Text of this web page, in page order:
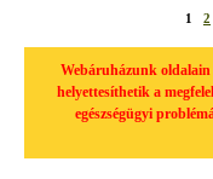
1 2
Webáruházunk
helyettesíthetik a
egészségügyi